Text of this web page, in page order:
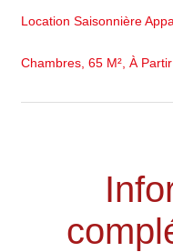
Location Saisonnière
Chambres, 65 M², À